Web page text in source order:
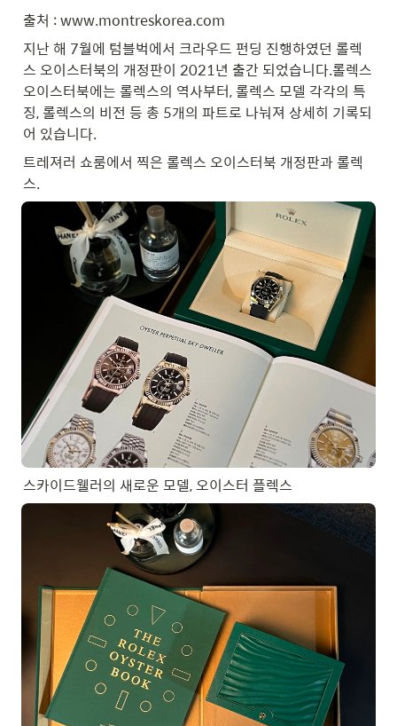
출처 : www.montreskorea.com
지난 해 7월에 텀블벅에서 크라우드 펀딩 진행하였던 롤렉
스 오이스터북의 개정판이 2021년 출간 되었습니다.롤렉스
오이스터북에는 롤렉스의 역사부터, 롤렉스 모델 각각의 특
징, 롤렉스의 비전 등 총 5개의 파트로 나눠져 상세히 기록되
어 있습니다.
트레져러 쇼룸에서 찍은 롤렉스 오이스터북 개정판과 롤렉
스.
스카이드웰러의 새로운 모델, 오이스터 플렉스